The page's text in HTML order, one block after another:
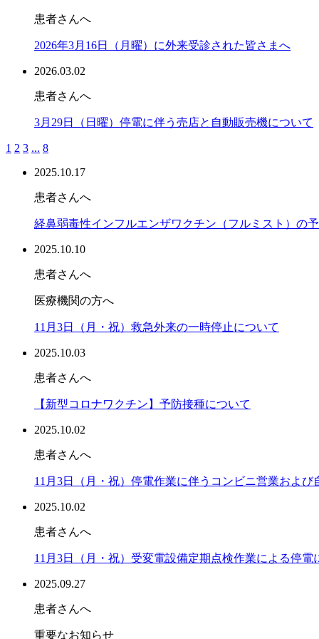
患者さんへ
2026年3月16日（月曜）に外来受診された皆さまへ
2026.03.02
患者さんへ
3月29日（日曜）停電に伴う売店と自動販売機について
1 2 3 ... 8
2025.10.17
患者さんへ
経鼻弱毒性インフルエンザワクチン（フルミスト）の
2025.10.10
患者さんへ
医療機関の方へ
11月3日（月・祝）救急外来の一時停止について
2025.10.03
患者さんへ
【新型コロナワクチン】予防接種について
2025.10.02
患者さんへ
11月3日（月・祝）停電作業に伴うコンビニ営業および
2025.10.02
患者さんへ
11月3日（月・祝）受変電設備定期点検作業による停電
2025.09.27
患者さんへ
重要なお知らせ